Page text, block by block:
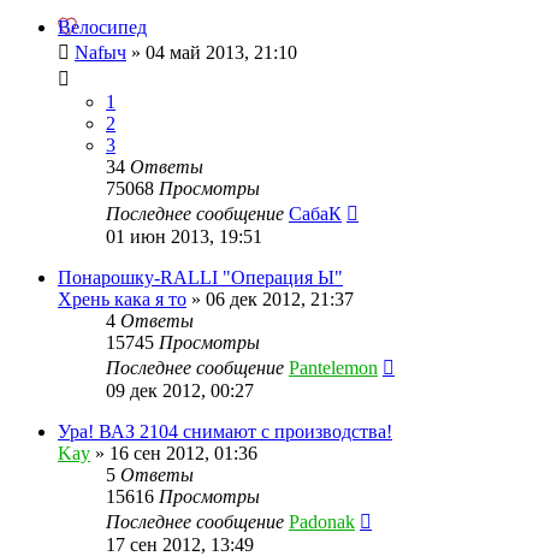
Велосипед
Nafыч » 04 май 2013, 21:10
1
2
3
34 Ответы
75068 Просмотры
Последнее сообщение СабаК
01 июн 2013, 19:51
Понарошку-RALLI "Операция Ы"
Хрень кака я то » 06 дек 2012, 21:37
4 Ответы
15745 Просмотры
Последнее сообщение Pantelemon
09 дек 2012, 00:27
Ура! ВАЗ 2104 снимают с производства!
Kay » 16 сен 2012, 01:36
5 Ответы
15616 Просмотры
Последнее сообщение Padonak
17 сен 2012, 13:49